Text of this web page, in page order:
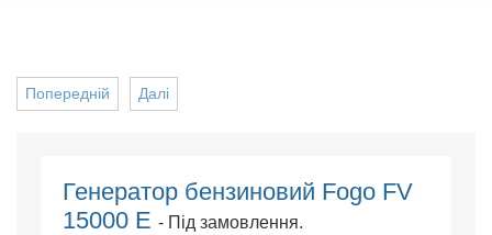
Далі
Попередній
Генератор бензиновий Fogo FV
15000 E - Під замовлення.